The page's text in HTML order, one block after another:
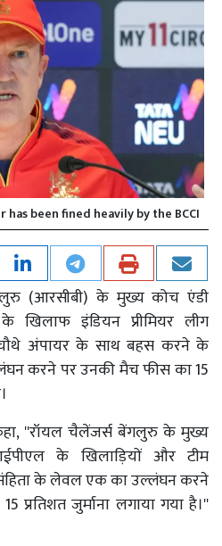
has been fined heavily by the BCCI
(आरसीबी) के मुख्य कोच एंडी
इंडियन प्रीमियर लीग
अंपायर के साथ बहस करने के
करने पर उनकी मैच फीस का 15
''रॉयल चैलेंजर्स बेंगलुरु के मुख्य
के खिलाड़ियों और टीम
के लेवल एक का उल्लंघन करने
जुर्माना लगाया गया है।''